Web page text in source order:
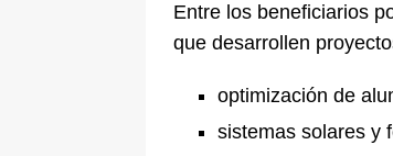
Entre los beneficiarios
que desarrollen
optimización de
sistemas solares y